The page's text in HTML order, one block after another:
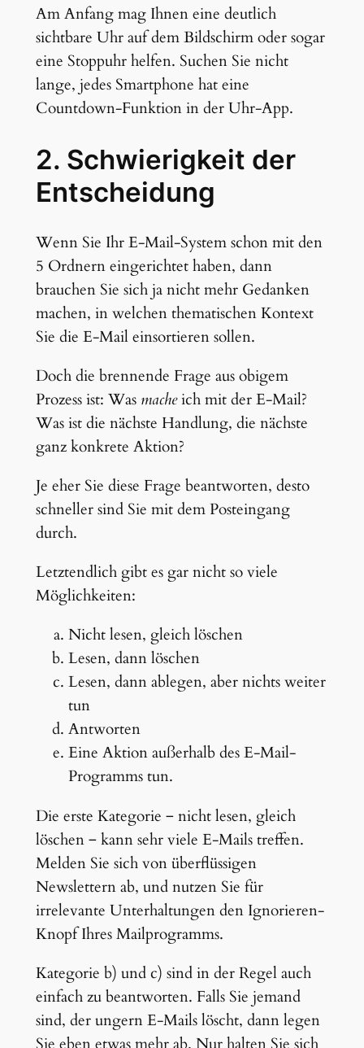
Am Anfang mag Ihnen eine deutlich
sichtbare Uhr auf dem Bildschirm oder sogar
eine Stoppuhr helfen. Suchen Sie nicht
lange, jedes Smartphone hat eine
Countdown-Funktion in der Uhr-App.
2. Schwierigkeit der
Entscheidung
Wenn Sie Ihr E-Mail-System schon mit den
5 Ordnern eingerichtet haben, dann
brauchen Sie sich ja nicht mehr Gedanken
machen, in welchen thematischen Kontext
Sie die E-Mail einsortieren sollen.
Doch die brennende Frage aus obigem
Prozess ist: Was macheich mit der E-Mail?
Was ist die nächste Handlung, die nächste
ganz konkrete Aktion?
Je eher Sie diese Frage beantworten, desto
schneller sind Sie mit dem Posteingang
durch.
Letztendlich gibt es gar nicht so viele
Möglichkeiten:
Nicht lesen, gleich löschen
Lesen, dann löschen
Lesen, dann ablegen, aber nichts weiter
tun
Antworten
Eine Aktion außerhalb des E-Mail-
Programms tun.
Die erste Kategorie ‒ nicht lesen, gleich
löschen ‒ kann sehr viele E-Mails treffen.
Melden Sie sich von überflüssigen
Newslettern ab, und nutzen Sie für
irrelevante Unterhaltungen den Ignorieren-
Knopf Ihres Mailprogramms.
Kategorie b) und c) sind in der Regel auch
einfach zu beantworten. Falls Sie jemand
sind, der ungern E-Mails löscht, dann legen